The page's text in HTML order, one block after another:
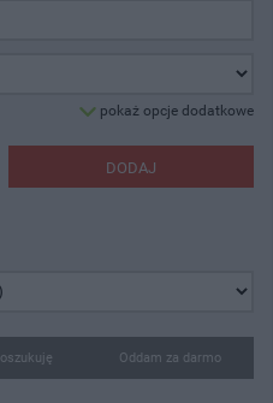
pokaż opcje dodatkowe
DODAJ
Oddam za darmo